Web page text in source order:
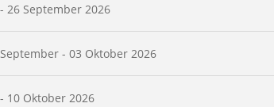
26 September 2026
- 03 Oktober 2026
10 Oktober 2026